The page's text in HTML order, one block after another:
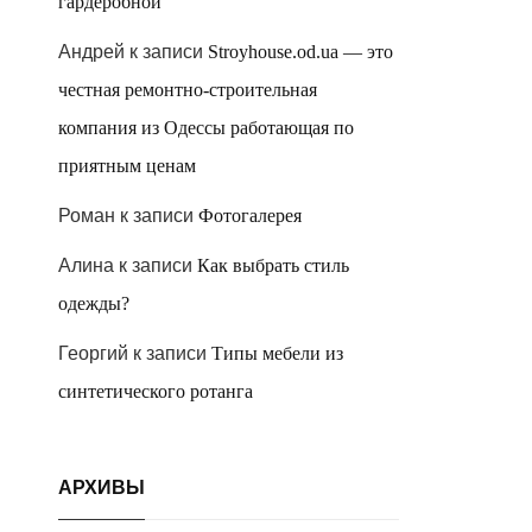
Андрей к записи Stroyhouse.od.ua — это
честная ремонтно-строительная
компания из Одессы работающая по
приятным ценам
Роман к записи Фотогалерея
Алина к записи Как выбрать стиль
одежды?
Георгий к записи Типы мебели из
синтетического ротанга
АРХИВЫ